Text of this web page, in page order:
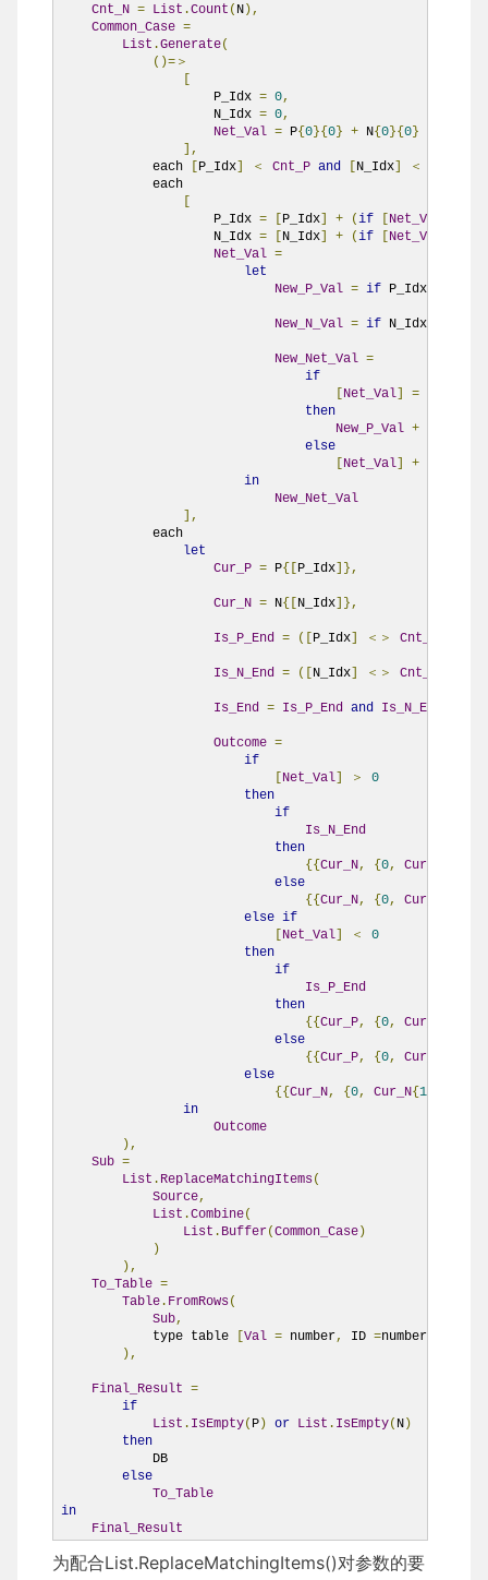
Cnt_N = List .Count ( N),
Common_Case =
List .Generate(
()=＞
[
                    P_Idx
= 0,
                    N_Idx
= 0,
Net_Val = P{0}{0} + N{0}{0}
],
            each
[P_Idx] ＜ Cnt_P and [N_Idx] ＜
            each
[
                    P_Idx
= [P_Idx] + (if [Net_Val
                    N_Idx
= [N_Idx] + (if [Net_Val
Net_Val =
let
New_P_Val = if P_Idx
New_N_Val = if N_Idx
New_Net_Val =
if
[Net_Val] =
then
New_P_Val +
else
[Net_Val] +
in
New_Net_Val
],
            each
let
Cur_P = P{[P_Idx]},
Cur_N = N{[N_Idx]},
Is_P_End = ([P_Idx] ＜＞ Cnt_P
Is_N_End = ([N_Idx] ＜＞ Cnt_N
Is_End = Is_P_End and Is_N_End
Outcome =
if
[Net_Val] ＞
0
then
if
Is_N_End
then
{{Cur_N, {0, Cur_N
else
{{Cur_N, {0, Cur_N
else if
[Net_Val] ＜
0
then
if
Is_P_End
then
{{Cur_P, {0, Cur_P
else
{{Cur_P, {0, Cur_P
else
{{Cur_N, {0, Cur_N{1
in
Outcome
),
Sub =
List . ReplaceMatchingItems(
Source,
List .Combine(
List . Buffer(Common_Case)
)
),
To_Table =
Table . FromRows(
Sub,
            type table
[Val = number, ID =number
),
Final_Result =
if
List . IsEmpty( P) or List . IsEmpty( N)
then
            DB
else
To_Table
in
Final_Result
为配合List.ReplaceMatchingItems()对参数的要